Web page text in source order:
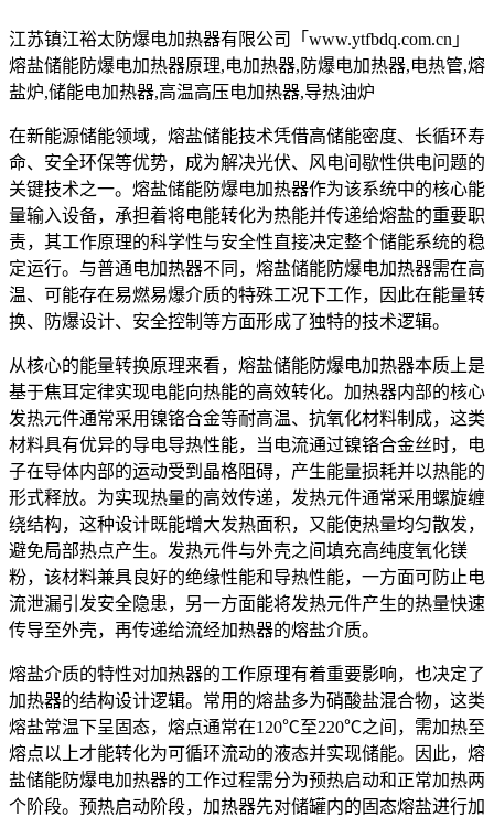
江苏镇江裕太防爆电加热器有限公司「www.ytfbdq.com.cn」
熔盐储能防爆电加热器原理,电加热器,防爆电加热器,电热管,熔
盐炉,储能电加热器,高温高压电加热器,导热油炉
在新能源储能领域，熔盐储能技术凭借高储能密度、长循环寿
命、安全环保等优势，成为解决光伏、风电间歇性供电问题的
关键技术之一。熔盐储能防爆电加热器作为该系统中的核心能
量输入设备，承担着将电能转化为热能并传递给熔盐的重要职
责，其工作原理的科学性与安全性直接决定整个储能系统的稳
定运行。与普通电加热器不同，熔盐储能防爆电加热器需在高
温、可能存在易燃易爆介质的特殊工况下工作，因此在能量转
换、防爆设计、安全控制等方面形成了独特的技术逻辑。
从核心的能量转换原理来看，熔盐储能防爆电加热器本质上是
基于焦耳定律实现电能向热能的高效转化。加热器内部的核心
发热元件通常采用镍铬合金等耐高温、抗氧化材料制成，这类
材料具有优异的导电导热性能，当电流通过镍铬合金丝时，电
子在导体内部的运动受到晶格阻碍，产生能量损耗并以热能的
形式释放。为实现热量的高效传递，发热元件通常采用螺旋缠
绕结构，这种设计既能增大发热面积，又能使热量均匀散发，
避免局部热点产生。发热元件与外壳之间填充高纯度氧化镁
粉，该材料兼具良好的绝缘性能和导热性能，一方面可防止电
流泄漏引发安全隐患，另一方面能将发热元件产生的热量快速
传导至外壳，再传递给流经加热器的熔盐介质。
熔盐介质的特性对加热器的工作原理有着重要影响，也决定了
加热器的结构设计逻辑。常用的熔盐多为硝酸盐混合物，这类
熔盐常温下呈固态，熔点通常在120℃至220℃之间，需加热至
熔点以上才能转化为可循环流动的液态并实现储能。因此，熔
盐储能防爆电加热器的工作过程需分为预热启动和正常加热两
个阶段。预热启动阶段，加热器先对储罐内的固态熔盐进行加